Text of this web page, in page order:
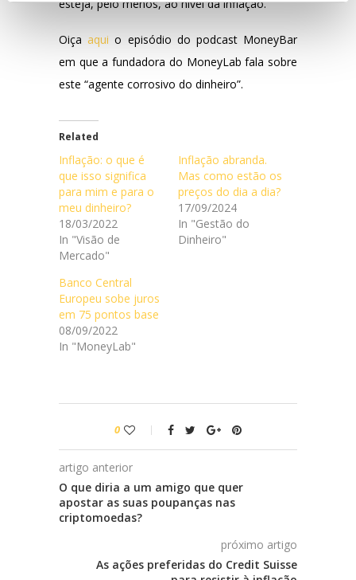
esteja, pelo menos, ao nível da inflação.
Oiçaaqui o episódio do podcast MoneyBar
em que a fundadora do MoneyLab fala sobre
este “agente corrosivo do dinheiro”.
Related
Inflação: o que é
que isso significa
para mim e para o
meu dinheiro?
18/03/2022
In "Visão de
Mercado"
Inflação abranda.
Mas como estão os
preços do dia a dia?
17/09/2024
In "Gestão do
Dinheiro"
Banco Central
Europeu sobe juros
em 75 pontos base
08/09/2022
In "MoneyLab"
0
artigo anterior
O que diria a um amigo que quer
apostar as suas poupanças nas
criptomoedas?
próximo artigo
As ações preferidas do Credit Suisse